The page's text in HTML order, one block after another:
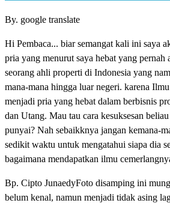
By. google translate
Hi Pembaca... biar semangat kali ini saya
pria yang menurut saya hebat yang pernah
seorang ahli properti di Indonesia yang
mana-mana hingga luar negeri. karena
menjadi pria yang hebat dalam berbisnis
dan Utang. Mau tau cara kesuksesan
punyai? Nah sebaikknya jangan kemana-
sedikit waktu untuk mengatahui siapa dia
bagaimana mendapatkan ilmu
Bp. Cipto JunaedyFoto disamping ini
belum kenal, namun menjadi tidak asing